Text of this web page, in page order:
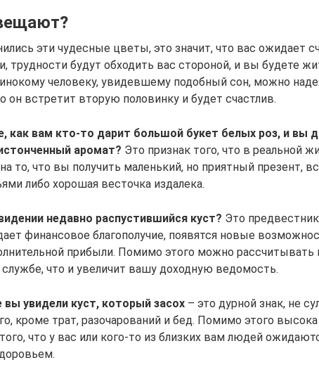
эти чудесные цветы, это значит, что вас ожидает
трудности будут обходить вас стороной, и вы будете
человеку, увидевшему подобный сон, можно
он встретит вторую половинку и будет счастлив.
как вам кто-то дарит большой букет белых роз, и вы
аромат? Это признак того, что в реальной
то, что вы получить маленький, но приятный презент,
либо хорошая весточка издалека.
недавно распустившийся куст? Это предвестник
финансовое благополучие, появятся новые
прибыли. Помимо этого можно рассчитывать
что и увеличит вашу доходную ведомость.
вы увидели куст, который засох – это дурной знак, не
кроме трат, разочарований и бед. Помимо этого
что у вас или кого-то из близких вам людей